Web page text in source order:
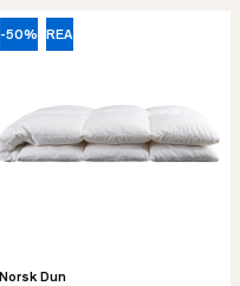
-50% REA
Norsk Dun